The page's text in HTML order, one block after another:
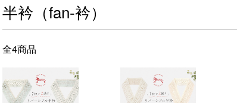
半衿（fan-衿）
全4商品